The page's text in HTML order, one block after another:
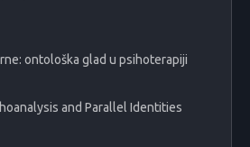
ontološka glad u psihoterapiji
and Parallel Identities